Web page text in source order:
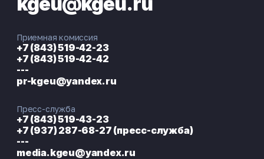
Приемная комиссия
+7 (843) 519-42-23
+7 (843) 519-42-42
---
pr-kgeu@yandex.ru
Пресс-служба
+7 (843) 519-43-23
+7 (937) 287-68-27 (пресс-служба)
---
media.kgeu@yandex.ru